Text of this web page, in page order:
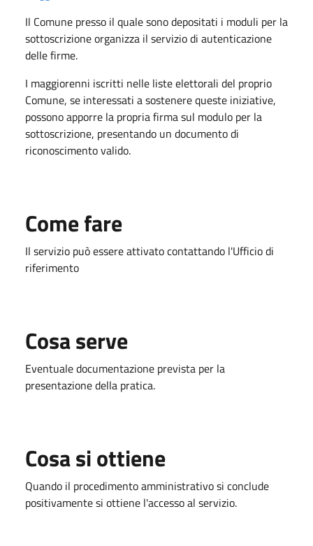
Il Comune presso il quale sono depositati i moduli per la
sottoscrizione organizza il servizio di autenticazione
delle firme.
I maggiorenni iscritti nelle liste elettorali del proprio
Comune, se interessati a sostenere queste iniziative,
possono apporre la propria firma sul modulo per la
sottoscrizione, presentando un documento di
riconoscimento valido.
Come fare
Il servizio può essere attivato contattando l'Ufficio di
riferimento
Cosa serve
Eventuale documentazione prevista per la
presentazione della pratica.
Cosa si ottiene
Quando il procedimento amministrativo si conclude
positivamente si ottiene l'accesso al servizio.